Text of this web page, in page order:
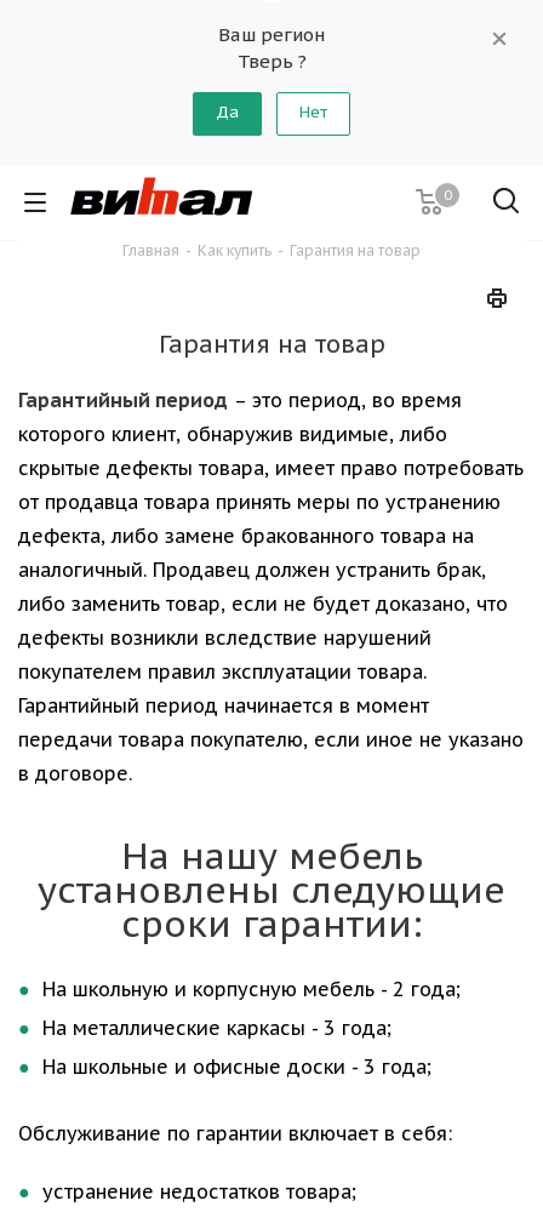
Ваш регион
Тверь ?
Да Нет
0
Главная - Как купить - Гарантия на товар
Гарантия на товар
Гарантийный период – это период, во время
которого клиент, обнаружив видимые, либо
скрытые дефекты товара, имеет право потребовать
от продавца товара принять меры по устранению
дефекта, либо замене бракованного товара на
аналогичный. Продавец должен устранить брак,
либо заменить товар, если не будет доказано, что
дефекты возникли вследствие нарушений
покупателем правил эксплуатации товара.
Гарантийный период начинается в момент
передачи товара покупателю, если иное не указано
в договоре.
На нашу мебель
установлены следующие
сроки гарантии:
На школьную и корпусную мебель - 2 года;
На металлические каркасы - 3 года;
На школьные и офисные доски - 3 года;
Обслуживание по гарантии включает в себя:
устранение недостатков товара;